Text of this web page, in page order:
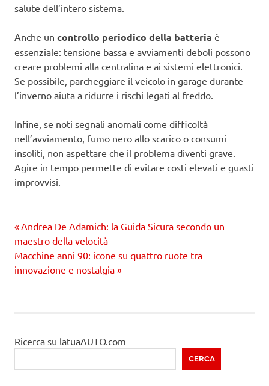
salute dell’intero sistema.
Anche un controllo periodico della batteria è
essenziale: tensione bassa e avviamenti deboli possono
creare problemi alla centralina e ai sistemi elettronici.
Se possibile, parcheggiare il veicolo in garage durante
l’inverno aiuta a ridurre i rischi legati al freddo.
Infine, se noti segnali anomali come difficoltà
nell’avviamento, fumo nero allo scarico o consumi
insoliti, non aspettare che il problema diventi grave.
Agire in tempo permette di evitare costi elevati e guasti
improvvisi.
Navigazione
articoli
Precedente
articolo:
Andrea De Adamich: la Guida Sicura secondo un
maestro della velocità
Prossimo
articolo
Macchine anni 90: icone su quattro ruote tra
innovazione e nostalgia
Ricerca su latuaAUTO.com
CERCA